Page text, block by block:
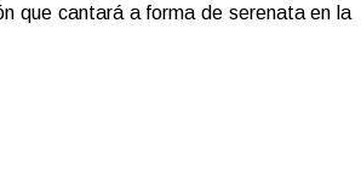
que cantará a forma de serenata en la